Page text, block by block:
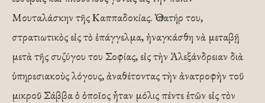
Μουταλάσκην τῆς Καππαδοκίας. Ὁ πατήρ του,
στρατιωτικὸς εἰς τὸ ἐπάγγελμα, ἠναγκάσθη νὰ μεταβῇ
μετὰ τῆς συζύγου του Σοφίας, εἰς τὴν Ἀλεξάνδρειαν διὰ
ὑπηρεσιακοὺς λόγους, ἀναθέτοντας τὴν ἀνατροφὴν τοῦ
μικροῦ Σάββα ὁ ὁποῖος ἦταν μόλις πέντε ἐτῶν εἰς τὸν